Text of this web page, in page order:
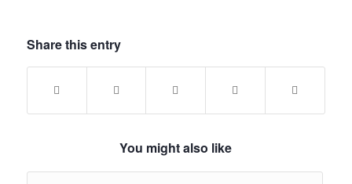
Share this entry
You might also like